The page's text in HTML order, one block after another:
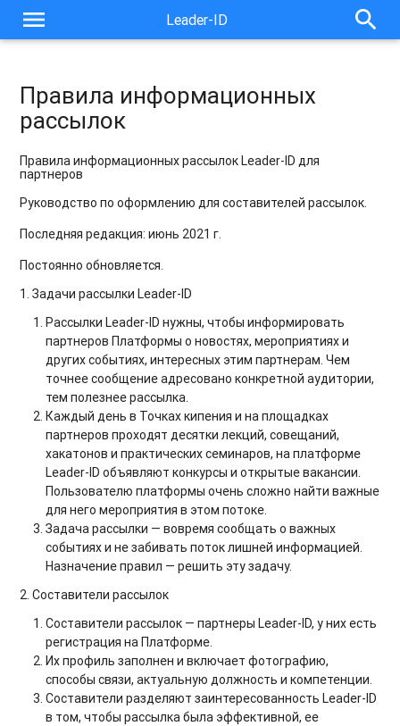
menu Leader-ID search
Правила информационных
рассылок
Правила информационных рассылок Leader-ID для
партнеров
Руководство по оформлению для составителей рассылок.
Последняя редакция: июнь 2021 г.
Постоянно обновляется.
1. Задачи рассылки Leader-ID
Рассылки Leader-ID нужны, чтобы информировать
партнеров Платформы о новостях, мероприятиях и
других событиях, интересных этим партнерам. Чем
точнее сообщение адресовано конкретной аудитории,
тем полезнее рассылка.
Каждый день в Точках кипения и на площадках
партнеров проходят десятки лекций, совещаний,
хакатонов и практических семинаров, на платформе
Leader-ID объявляют конкурсы и открытые вакансии.
Пользователю платформы очень сложно найти важные
для него мероприятия в этом потоке.
Задача рассылки — вовремя сообщать о важных
событиях и не забивать поток лишней информацией.
Назначение правил — решить эту задачу.
2. Составители рассылок
Составители рассылок — партнеры Leader-ID, у них есть
регистрация на Платформе.
Их профиль заполнен и включает фотографию,
способы связи, актуальную должность и компетенции.
Составители разделяют заинтересованность Leader-ID
в том, чтобы рассылка была эффективной, ее